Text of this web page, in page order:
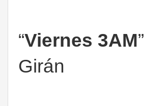
“Viernes 3AM
Girán